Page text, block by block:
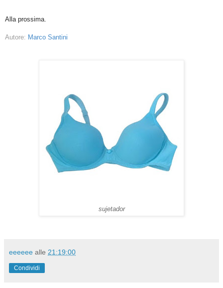
Alla prossima.
Autore: Marco Santini
sujetador
eeeeee alle 21:19:00
Condividi